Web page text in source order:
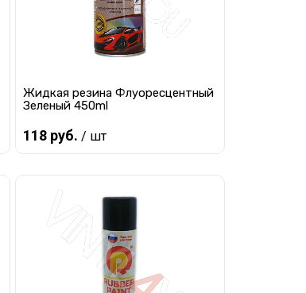
Жидкая резина Флуоресцентный
Зеленый 450ml
118 руб. / шт
Купить в 1 клик
В избранное